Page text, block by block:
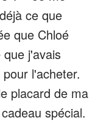
ce que
que Chloé
j'avais
l'acheter.
placard de ma
spécial.